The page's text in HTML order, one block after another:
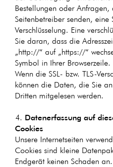
Bestellungen oder Anfragen,
Seitenbetreiber senden, eine
Verschlüsselung. Eine
Sie daran, dass die
„http://“ auf „https://“
Symbol in Ihrer Browserzeile.
Wenn die SSL- bzw. TLS-
können die Daten, die Sie
Dritten mitgelesen werden.
Datenerfassung auf
Cookies
Unsere Internetseiten
Cookies sind kleine
Endgerät keinen Schaden